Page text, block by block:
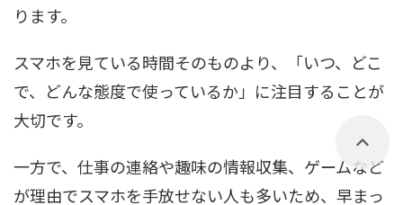
ります。
スマホを見ている時間そのものより、「いつ、どこ
で、どんな態度で使っているか」に注目することが
大切です。
一方で、仕事の連絡や趣味の情報収集、ゲームなど
が理由でスマホを手放せない人も多いため、早まっ